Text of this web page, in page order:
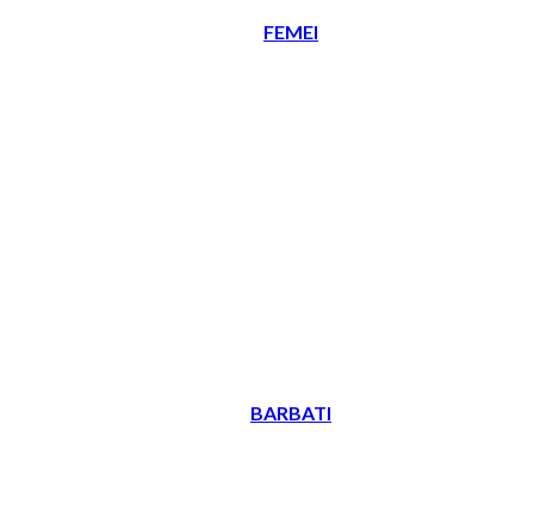
FEMEI
BARBATI